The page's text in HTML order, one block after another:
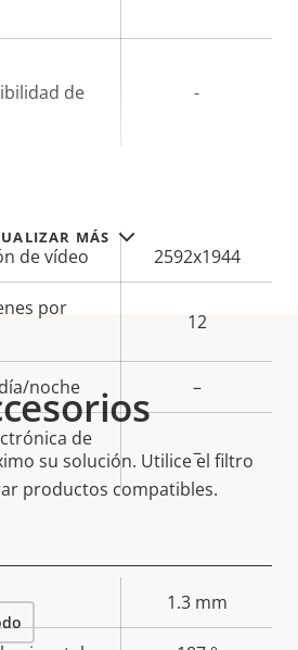
MÁS
de
-
Valor de
la
propiedad
de vídeo 2592x1944
por
12
noche –
de
–
Valor de
la
1.3 mm
su solución. Utilice el filtro
productos compatibles.